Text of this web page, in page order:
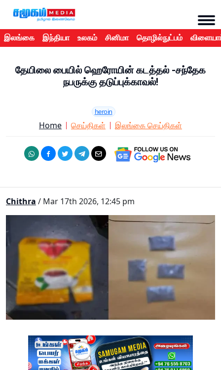
இலங்கை இந்தியா உலகம் சினிமா தொழில்நுட்பம்
தேயிலை பையில் ஹெரோயின் கடத்தல் -சந்தேக
நபருக்கு தடுப்புக்காவல்!
heroin
Home செய்திகள் இலங்கை செய்திகள்
Chithra / Mar 17th 2026, 12:45 pm